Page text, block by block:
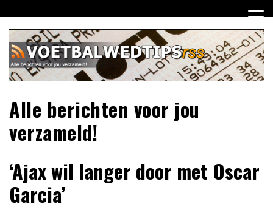
naar
inhoud
Alle berichten voor jou
verzameld!
‘Ajax wil langer door met Oscar
Garcia’